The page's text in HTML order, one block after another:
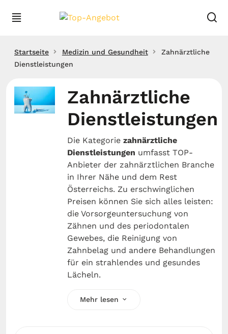
Startseite Medizin und Gesundheit
Zahnärztliche
Dienstleistungen
Zahnärztliche
Dienstleistungen
Die Kategorie zahnärztliche
Dienstleistungen umfasst TOP-
Anbieter der zahnärztlichen Branche
in Ihrer Nähe und dem Rest
Österreichs. Zu erschwinglichen
Preisen können Sie sich alles leisten:
die Vorsorgeuntersuchung von
Zähnen und des periodontalen
Gewebes, die Reinigung von
Zahnbelag und andere Behandlungen
für ein strahlendes und gesundes
Lächeln.
Mehr lesen